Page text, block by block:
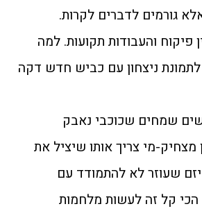
גורמים לדברים לקרות.
פיקוח והעבודות תקועות. למה
לתמונת ניצחון עם כביש חדש דקה
שמחים שכוכבי נאבק
מי צריך אותו שיציל את
שעוזר לא להתמודד עם
קל זה לעשות מלחמות